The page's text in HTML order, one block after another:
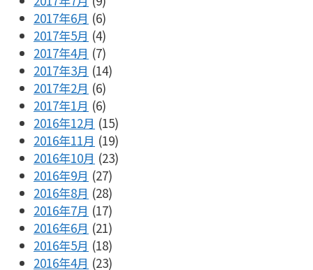
2017年6月 (6)
2017年5月 (4)
2017年4月 (7)
2017年3月 (14)
2017年2月 (6)
2017年1月 (6)
2016年12月 (15)
2016年11月 (19)
2016年10月 (23)
2016年9月 (27)
2016年8月 (28)
2016年7月 (17)
2016年6月 (21)
2016年5月 (18)
2016年4月 (23)